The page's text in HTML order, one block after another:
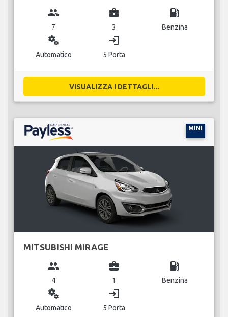
group
7
business_center
3
local_gas_station
Benzina
miscellaneous_services
Automatico
login
5 Porta
VISUALIZZA I DETTAGLI...
MINI
MITSUBISHI MIRAGE
group
4
business_center
1
local_gas_station
Benzina
miscellaneous_services
Automatico
login
5 Porta